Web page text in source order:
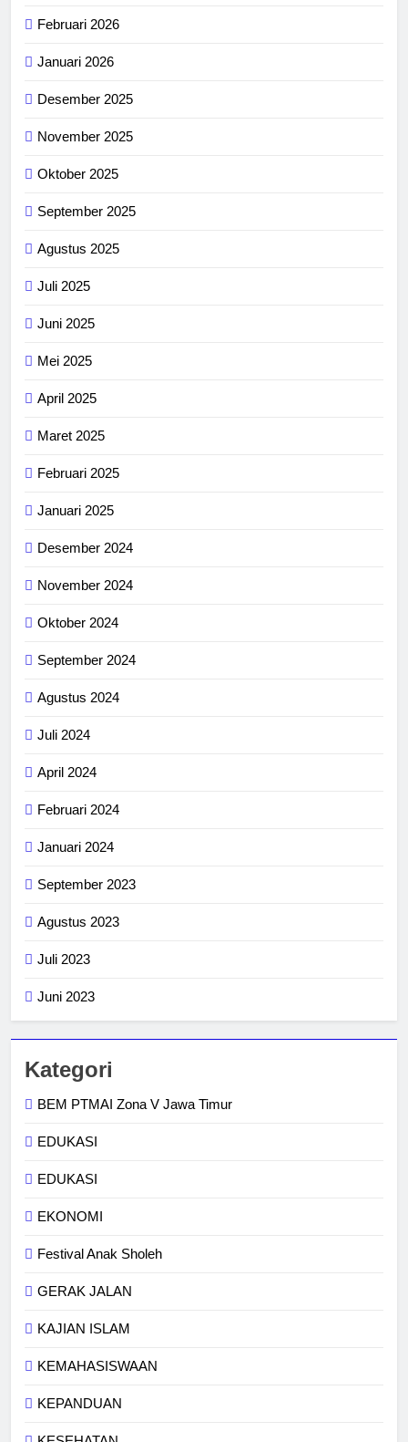
Februari 2026
Januari 2026
Desember 2025
November 2025
Oktober 2025
September 2025
Agustus 2025
Juli 2025
Juni 2025
Mei 2025
April 2025
Maret 2025
Februari 2025
Januari 2025
Desember 2024
November 2024
Oktober 2024
September 2024
Agustus 2024
Juli 2024
April 2024
Februari 2024
Januari 2024
September 2023
Agustus 2023
Juli 2023
Juni 2023
Kategori
BEM PTMAI Zona V Jawa Timur
EDUKASI
EDUKASI
EKONOMI
Festival Anak Sholeh
GERAK JALAN
KAJIAN ISLAM
KEMAHASISWAAN
KEPANDUAN